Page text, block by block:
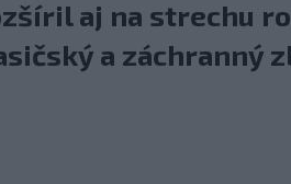
aj na strechu
a záchranný